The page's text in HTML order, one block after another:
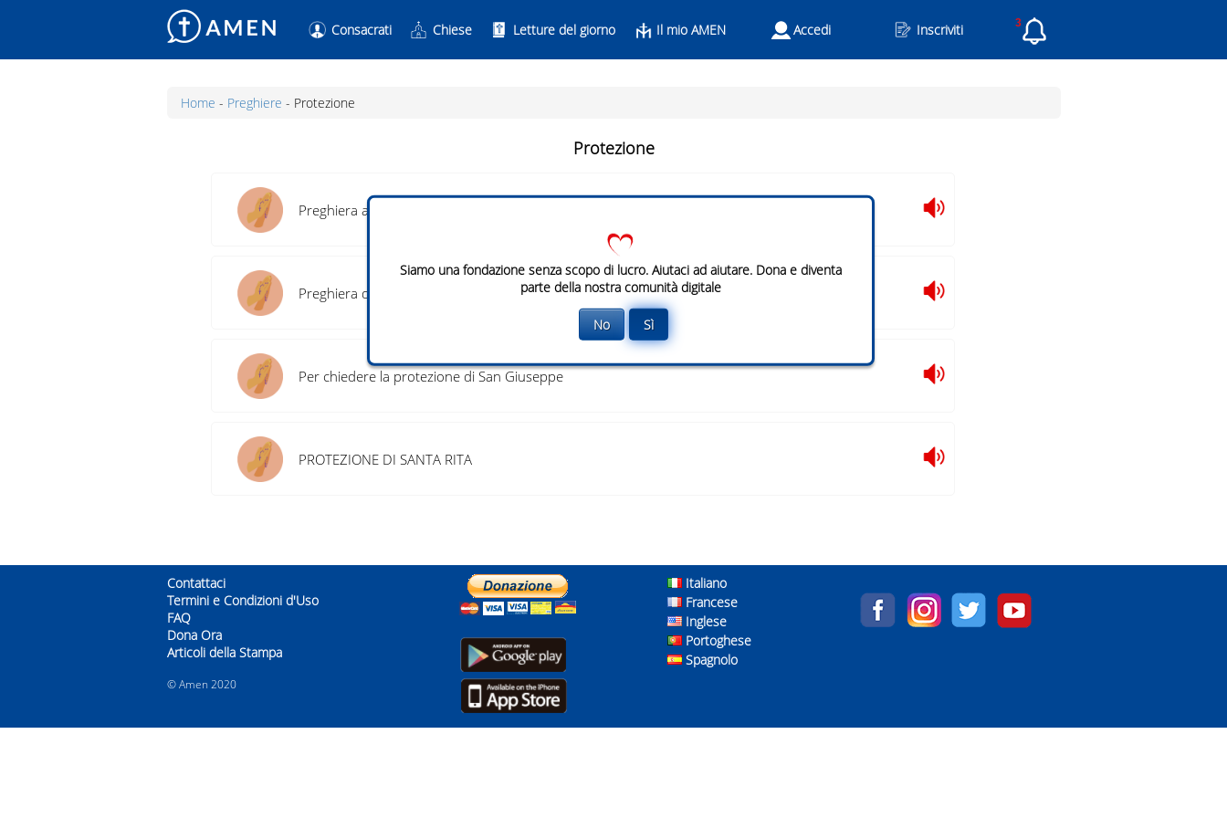
3
Consacrati Chiese Letture del giorno Il mio AMEN Accedi Inscriviti
Home - Preghiere - Protezione
Protezione
Preghiera a Maria per la Città e Paese
Preghiera di protezione
Per chiedere la protezione di San Giuseppe
PROTEZIONE DI SANTA RITA
Contattaci
Termini e Condizioni d'Uso
FAQ
Dona Ora
Articoli della Stampa
© Amen 2020
Italiano
Francese
Inglese
Portoghese
Spagnolo
Siamo una fondazione senza scopo di lucro. Aiutaci ad aiutare. Dona e diventa
parte della nostra comunità digitale
No
Sì
Focus